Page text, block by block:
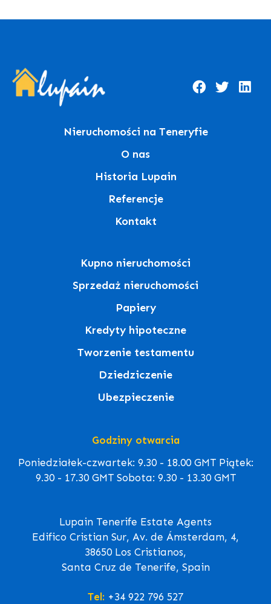
Nieruchomości na Teneryfie
O nas
Historia Lupain
Referencje
Kontakt
Kupno nieruchomości
Sprzedaż nieruchomości
Papiery
Kredyty hipoteczne
Tworzenie testamentu
Dziedziczenie
Ubezpieczenie
Godziny otwarcia
Poniedziałek-czwartek: 9.30 - 18.00 GMT Piątek:
9.30 - 17.30 GMT Sobota: 9.30 - 13.30 GMT
Lupain Tenerife Estate Agents
Edifico Cristian Sur, Av. de Ámsterdam, 4,
38650 Los Cristianos,
Santa Cruz de Tenerife, Spain
Tel: +34 922 796 527